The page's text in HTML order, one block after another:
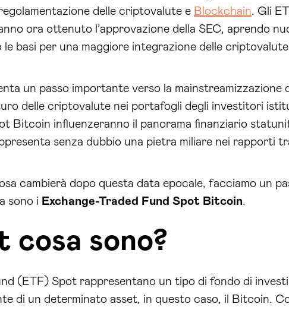
delle criptovalute e Blockchain. Gli
ora ottenuto l’approvazione della SEC, aprendo
basi per una maggiore integrazione delle
un passo importante verso la mainstreamizzazione
delle criptovalute nei portafogli degli investitori
Bitcoin influenzeranno il panorama finanziario
senza dubbio una pietra miliare nei rapporti
cambierà dopo questa data epocale, facciamo un
sono i Exchange-Traded Fund Spot Bitcoin.
cosa sono?
(ETF) Spot rappresentano un tipo di fondo di
di un determinato asset, in questo caso, il Bitcoin.